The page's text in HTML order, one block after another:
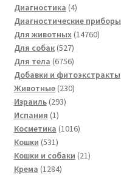
Диагностика 44
товара
Диагностические приборы
Для животных 1476014760
Для собак 527527
товаров
Для тела 67566756
товаров
Добавки и фитоэкстракты
Животные 230230
Израиль 293293
Испания 11
товар
Косметика 10161016
Кошки 531531
товар
Кошки и собаки 2121
Крема 12841284